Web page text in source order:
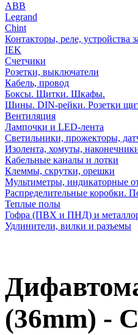
АВВ
Legrand
Chint
Контакторы, реле, устройства
IEK
Счетчики
Розетки, выключатели
Кабель, провод
Боксы. Щитки. Шкафы.
Шины. DIN-рейки. Розетки
Вентиляция
Лампочки и LED-лента
Светильники, прожекторы,
Изолента, хомуты,
Кабельные каналы и лотки
Клеммы, скрутки, орешки
Мультиметры, индикаторные
Распределительные коробки.
Теплые полы
Гофра (ПВХ и ПНД) и
Удлинители, вилки и разъемы
(36mm) -